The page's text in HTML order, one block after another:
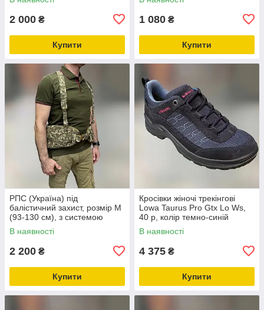
200000022941)
2 000 ₴
Купити
Picatinny
1 080 ₴
Купити
РПС (Україна) під
балістичний захист, розмір M
(93-130 см), з системою
Моллі, WINTAC, Піксель,
жилет розвантажувальний,
В наявності
2 200 ₴
Купити
Кросівки жіночі трекінгові
Lowa Taurus Pro Gtx Lo Ws,
40 р, колір темно-синій
(navy), легкі трекінгові жіночі
черевики
В наявності
4 375 ₴
Купити